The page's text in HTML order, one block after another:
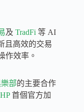
及 TradFi 等 AI
且高效的交易
作效率。
部的主要合作
首個官方加